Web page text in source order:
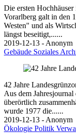
Die ersten
Vorarlberg galt in den
Westen" und als
längst beseitigt,......
2019-12-13 - Anonym
Gebäude Soziales
42 Jahre
Aus dem
überörtlich
wurde 1977 die......
2019-12-13 - Anonym
Ökologie Politik